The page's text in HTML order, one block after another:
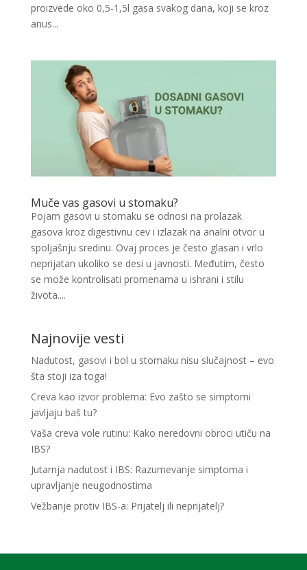
proizvede oko 0,5-1,5l gasa svakog dana, koji se kroz
anus...
Muče vas gasovi u stomaku?
Pojam gasovi u stomaku se odnosi na prolazak
gasova kroz digestivnu cev i izlazak na analni otvor u
spoljašnju sredinu. Ovaj proces je često glasan i vrlo
neprijatan ukoliko se desi u javnosti. Međutim, često
se može kontrolisati promenama u ishrani i stilu
života....
Najnovije vesti
Nadutost, gasovi i bol u stomaku nisu slučajnost – evo
šta stoji iza toga!
Creva kao izvor problema: Evo zašto se simptomi
javljaju baš tu?
Vaša creva vole rutinu: Kako neredovni obroci utiču na
IBS?
Jutarnja nadutost i IBS: Razumevanje simptoma i
upravljanje neugodnostima
Vežbanje protiv IBS-a: Prijatelj ili neprijatelj?